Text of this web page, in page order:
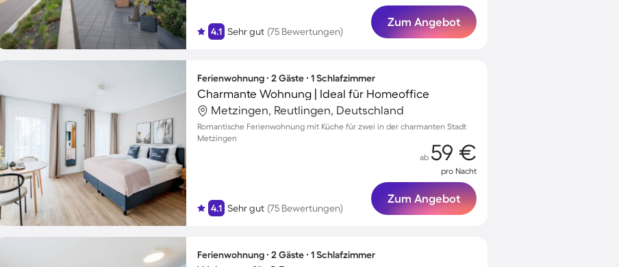
4.1 Sehr gut (75 Bewertungen)
Zum Angebot
Ferienwohnung ∙ 2 Gäste ∙ 1 Schlafzimmer
Charmante Wohnung | Ideal für Homeoffice
Metzingen, Reutlingen, Deutschland
Romantische Ferienwohnung mit Küche für zwei in der charmanten Stadt
Metzingen
4.1 Sehr gut (75 Bewertungen)
ab 59 €
pro Nacht
Zum Angebot
Ferienwohnung ∙ 2 Gäste ∙ 1 Schlafzimmer